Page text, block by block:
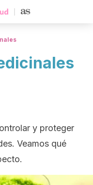
y proteger
Veamos qué